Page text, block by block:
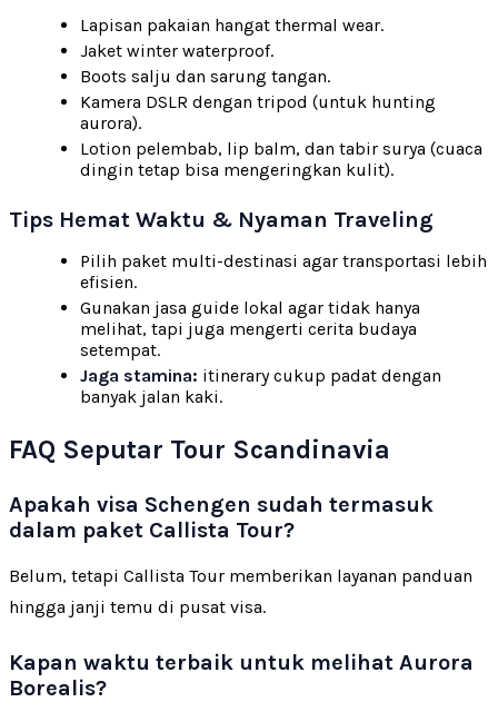
Lapisan pakaian hangat thermal wear.
Jaket winter waterproof.
Boots salju dan sarung tangan.
Kamera DSLR dengan tripod (untuk hunting
aurora).
Lotion pelembab, lip balm, dan tabir surya (cuaca
dingin tetap bisa mengeringkan kulit).
Tips Hemat Waktu & Nyaman Traveling
Pilih paket multi-destinasi agar transportasi lebih
efisien.
Gunakan jasa guide lokal agar tidak hanya
melihat, tapi juga mengerti cerita budaya
setempat.
Jaga stamina: itinerary cukup padat dengan
banyak jalan kaki.
FAQ Seputar Tour Scandinavia
Apakah visa Schengen sudah termasuk
dalam paket Callista Tour?
Belum, tetapi Callista Tour memberikan layanan panduan
hingga janji temu di pusat visa.
Kapan waktu terbaik untuk melihat Aurora
Borealis?